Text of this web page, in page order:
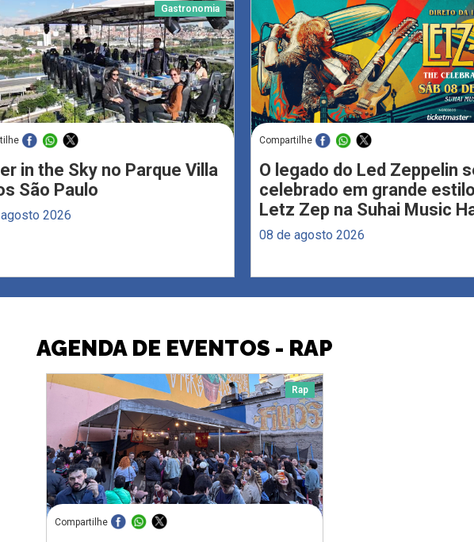
Gastronomia
in the Sky no Parque Villa
São Paulo
2026
Compartilhe
O legado do Led Zeppelin
celebrado em grande
Letz Zep na Suhai Music
08 de agosto 2026
AGENDA DE EVENTOS - RAP
Rap
Compartilhe